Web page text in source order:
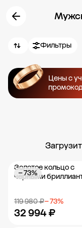
Фильтры
Цены с
Золотое кольцо с
черными
119 980 ₽− 73%
32 994 ₽
− 73%